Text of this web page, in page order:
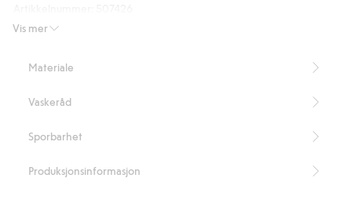
Vis mer
Materiale
Vaskeråd
Sporbarhet
Produksjonsinformasjon